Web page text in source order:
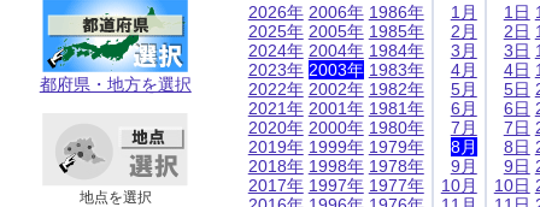
都府県・地方を選択
地点を選択
2026年
2025年
2024年
2023年
2022年
2021年
2020年
2019年
2018年
2017年
2006年
2005年
2004年
2003年
2002年
2001年
2000年
1999年
1998年
1997年
1986年
1985年
1984年
1983年
1982年
1981年
1980年
1979年
1978年
1977年
1月
2月
3月
4月
5月
6月
7月
8月
9月
10月
1日
2日
3日
4日
5日
6日
7日
8日
9日
10日